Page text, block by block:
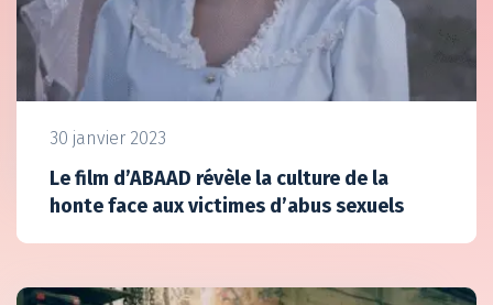
30 janvier 2023
Le film d’ABAAD révèle la culture de la
honte face aux victimes d’abus sexuels